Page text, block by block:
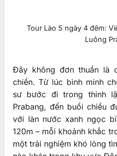
Tour Lào 5 ngày 4 đêm:
Luông
Đây không đơn thuần là
chiền. Từ lúc bình minh
sư bước đi trong thinh
Prabang, đến buổi chiều
với làn nước xanh ngọc
120m – mỗi khoảnh khắc
một trải nghiệm khó lòng